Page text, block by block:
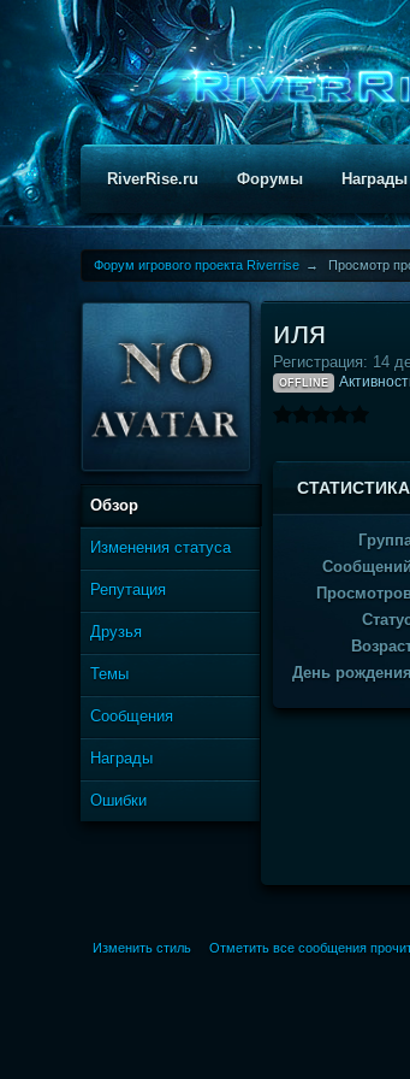
RiverRise.ru Форумы Награды
Форум игрового проекта Riverrise → Просмотр
Обзор
Изменения статуса
Репутация
Друзья
Темы
Сообщения
Награды
Ошибки
иля
Регистрация: 14
OFFLINE
СТАТИСТИКА
День
Изменить стиль Отметить все сообщения